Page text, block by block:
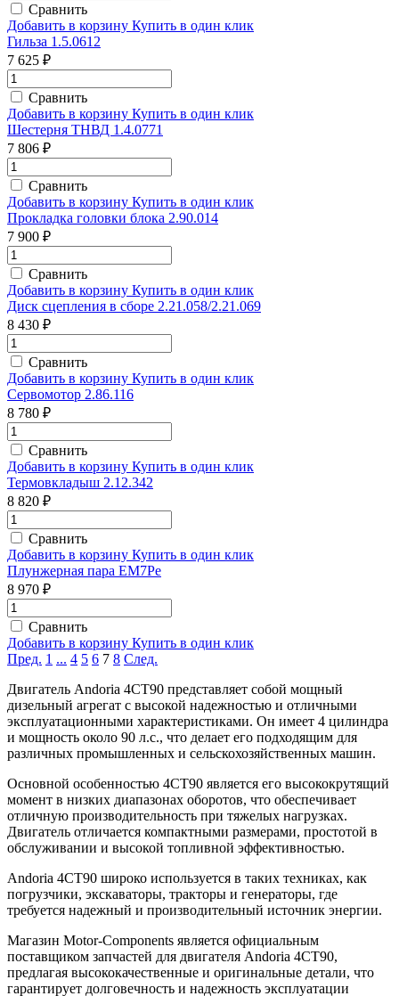
Сравнить
Добавить в корзину Купить в один клик
Гильза 1.5.0612
7 625 ₽
Сравнить
Добавить в корзину Купить в один клик
Шестерня ТНВД 1.4.0771
7 806 ₽
Сравнить
Добавить в корзину Купить в один клик
Прокладка головки блока 2.90.014
7 900 ₽
Сравнить
Добавить в корзину Купить в один клик
Диск сцепления в сборе 2.21.058/2.21.069
8 430 ₽
Сравнить
Добавить в корзину Купить в один клик
Сервомотор 2.86.116
8 780 ₽
Сравнить
Добавить в корзину Купить в один клик
Термовкладыш 2.12.342
8 820 ₽
Сравнить
Добавить в корзину Купить в один клик
Плунжерная пара ЕМ7Ре
8 970 ₽
Сравнить
Добавить в корзину Купить в один клик
Пред. 1 ... 4 5 6 7 8 След.
Двигатель Andoria 4CT90 представляет собой мощный
дизельный агрегат с высокой надежностью и отличными
эксплуатационными характеристиками. Он имеет 4 цилиндра
и мощность около 90 л.с., что делает его подходящим для
различных промышленных и сельскохозяйственных машин.
Основной особенностью 4CT90 является его высококрутящий
момент в низких диапазонах оборотов, что обеспечивает
отличную производительность при тяжелых нагрузках.
Двигатель отличается компактными размерами, простотой в
обслуживании и высокой топливной эффективностью.
Andoria 4CT90 широко используется в таких техниках, как
погрузчики, экскаваторы, тракторы и генераторы, где
требуется надежный и производительный источник энергии.
Магазин Motor-Components является официальным
поставщиком запчастей для двигателя Andoria 4CT90,
предлагая высококачественные и оригинальные детали, что
гарантирует долговечность и надежность эксплуатации